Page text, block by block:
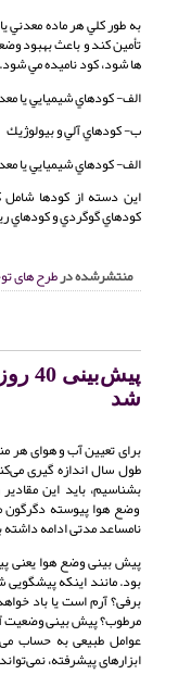
به طور كلي هر ماده معدني
تأمين كند و باعث بهبود
ها شود، كود ناميده مي
الف- كودهاي شيميايي يا
ب- كودهاي آلي و بيولوژيك
الف- كودهاي شيميايي يا
اين دسته از كودها شامل
كودهاي گوگردي و كودهاي
منتشرشده درطرح های
شد
برای تعیین آب و هوای هر
طول سال اندازه گیری
بشناسیم، باید این
وضع هوا پیوسته
نامساعد مدتی ادامه
پیش بینی وضع هوا یعنی
بود. مانند اینکه
برفی؟ آرم است یا باد
مرطوب؟ پیش بینی وضعیت
عوامل طبیعی به حساب
ابزارهای پیشرفته،